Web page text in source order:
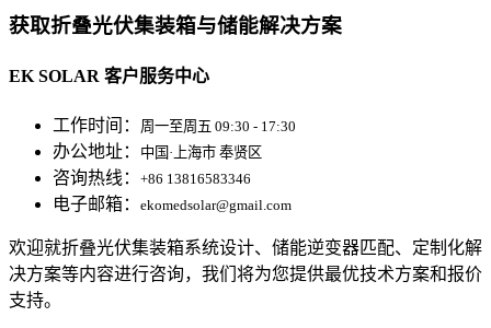
获取折叠光伏集装箱与储能解决方案
EK SOLAR 客户服务中心
工作时间： 周一至周五 09:30 - 17:30
办公地址： 中国·上海市 奉贤区
咨询热线： +86 13816583346
电子邮箱： ekomedsolar@gmail.com
欢迎就折叠光伏集装箱系统设计、储能逆变器匹配、定制化解
决方案等内容进行咨询，我们将为您提供最优技术方案和报价
支持。